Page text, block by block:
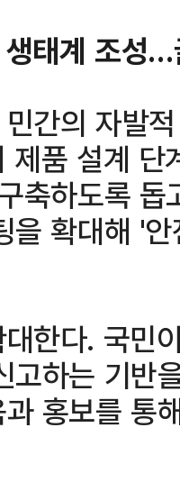
태계 조성
간의 자발
제품 설계
축하도록
을 확대해 '
한다. 국민
고하는 기반
홍보를 통